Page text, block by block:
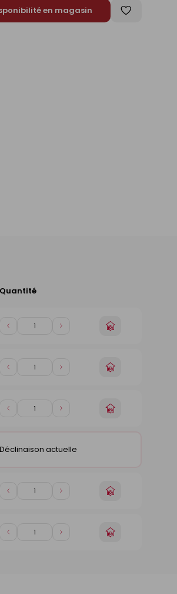
en magasin
Enregistrer
Quantité
Diminuer
Augmenter
Choisir
Diminuer
Augmenter
Choisir
Diminuer
Augmenter
Choisir
Déclinaison actuelle
Diminuer
Augmenter
Choisir
Diminuer
Augmenter
Choisir